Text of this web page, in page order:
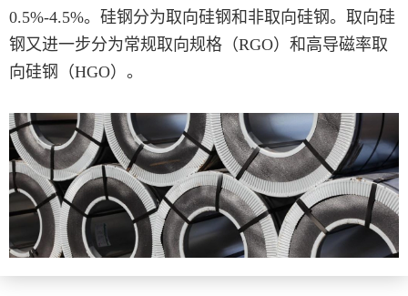
0.5%-4.5%。硅钢分为取向硅钢和非取向硅钢。取向硅
钢又进一步分为常规取向规格（RGO）和高导磁率取
向硅钢（HGO）。